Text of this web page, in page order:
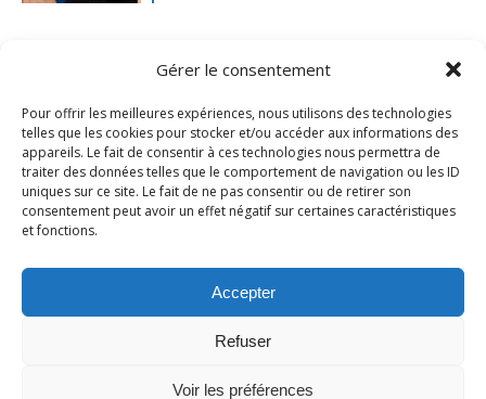
Gérer le consentement
Pour offrir les meilleures expériences, nous utilisons des technologies
telles que les cookies pour stocker et/ou accéder aux informations des
appareils. Le fait de consentir à ces technologies nous permettra de
traiter des données telles que le comportement de navigation ou les ID
uniques sur ce site. Le fait de ne pas consentir ou de retirer son
consentement peut avoir un effet négatif sur certaines caractéristiques
et fonctions.
Accepter
Refuser
Voir les préférences
- Ville de Merville -